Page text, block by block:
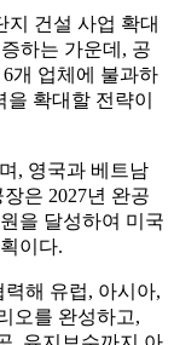
지 건설 사업 확대
하는 가운데, 공
개 업체에 불과하
확대할 전략이
, 영국과 베트남
은 2027년 완공
을 달성하여 미국
이다.
해 유럽, 아시아,
오를 완성하고,